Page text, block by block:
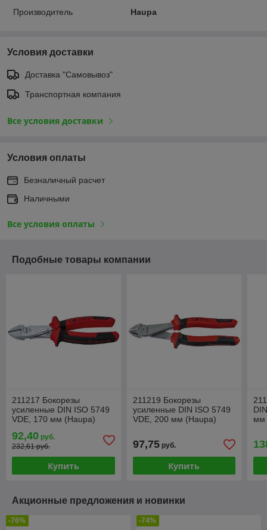
Производитель Haupa
Условия доставки
Доставка "Самовывоз"
Транспортная компания
Все условия доставки
Условия оплаты
Безналичный расчет
Наличными
Все условия оплаты
Подобные товары компании
211217 Бокорезы
усиленные DIN ISO 5749
VDE, 170 мм (Haupa)
92,40 руб.
232,61 руб.
Купить
211219 Бокорезы
усиленные DIN ISO 5749
VDE, 200 мм (Haupa)
97,75руб.
Купить
мм
Акционные предложения и новинки
-76% -74%